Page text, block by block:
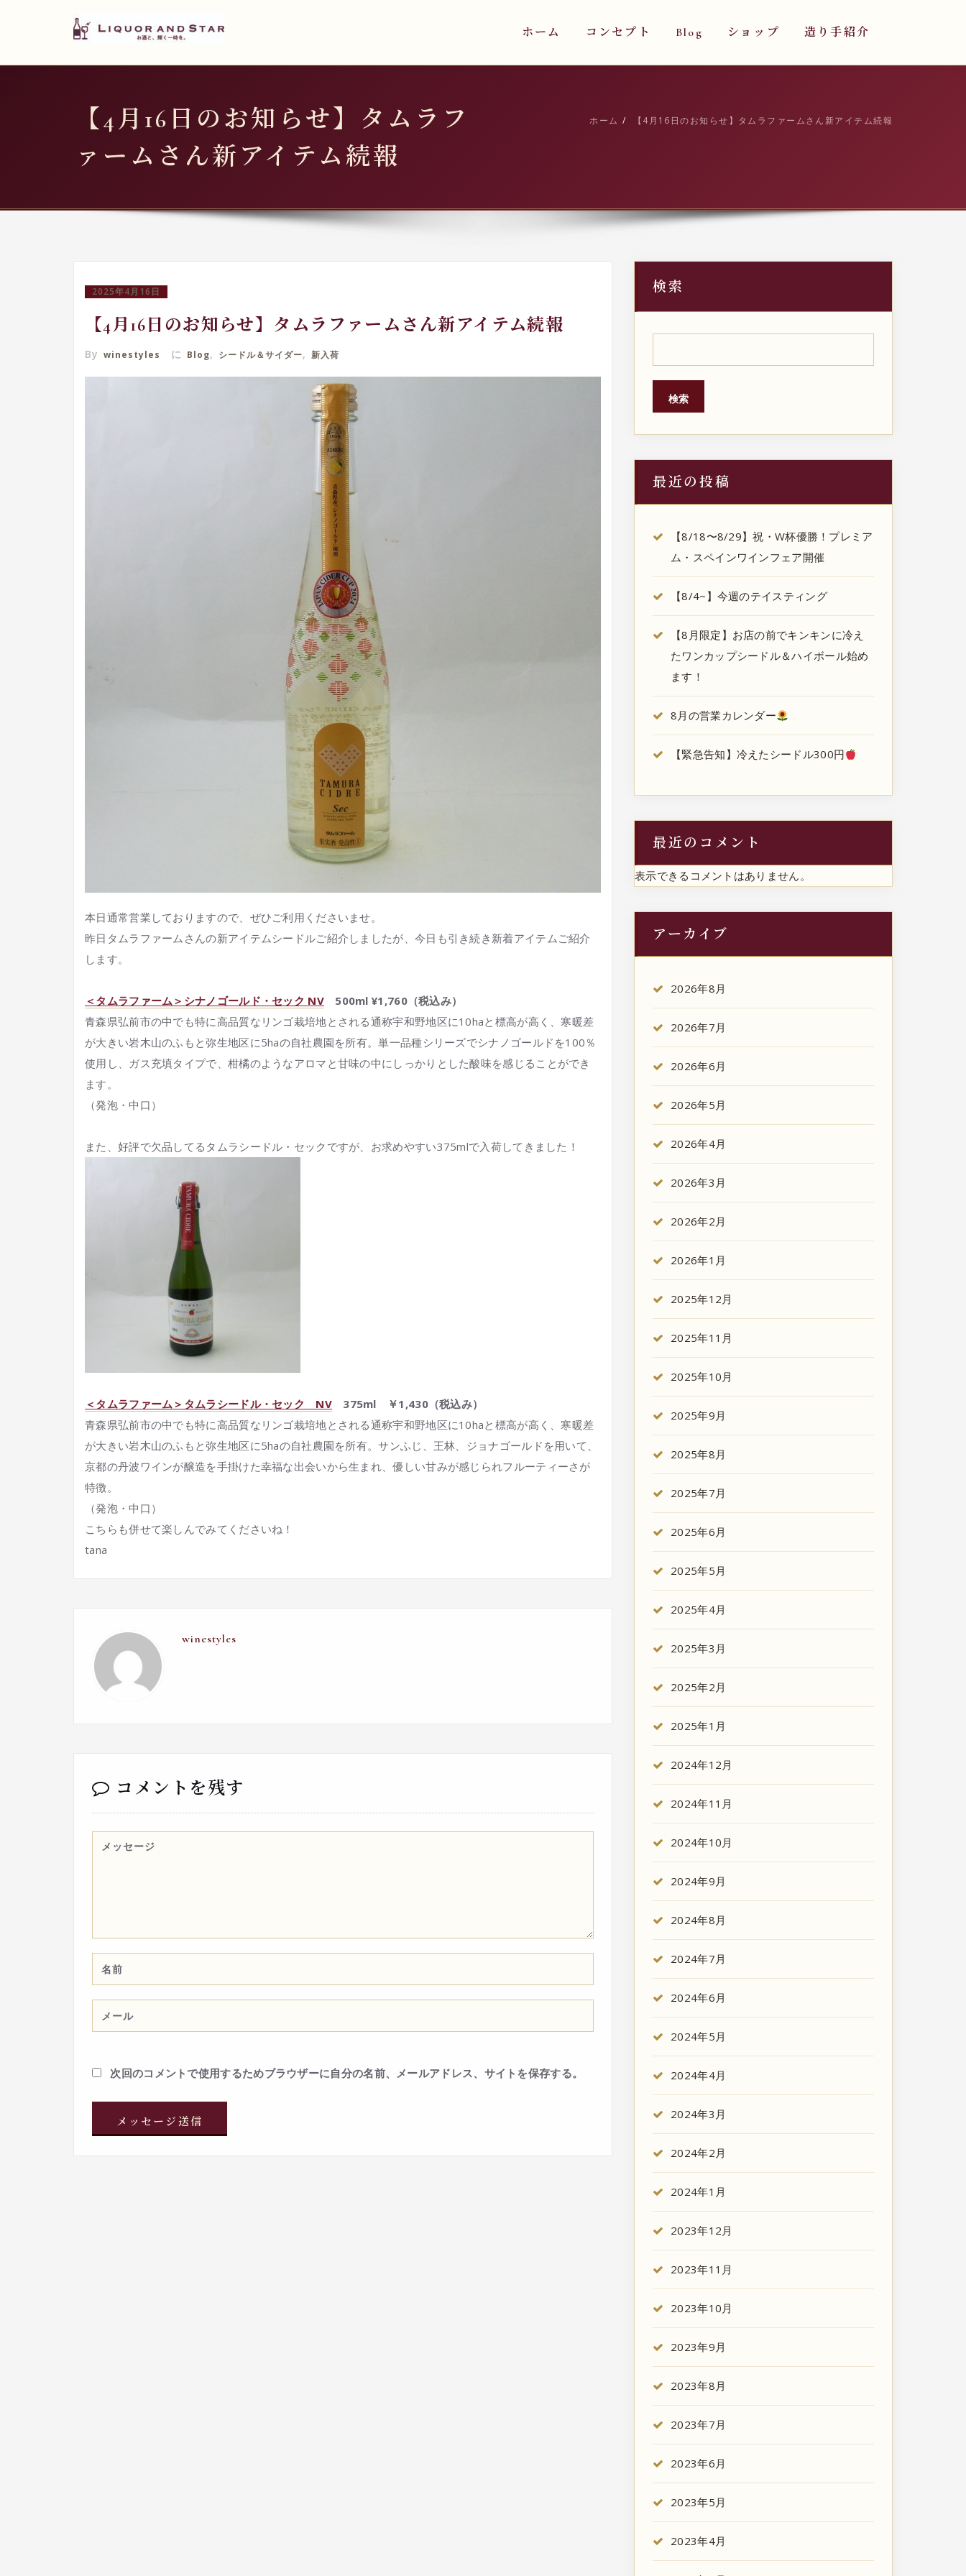
LIQUOR AND STAR
世界のリカーショップ ホーム コンセプト Blog ショップ 造り手紹介
【4月16日のお知らせ】タムラフ
ァームさん新アイテム続報
ホーム 【4月16日のお知らせ】タムラファームさん新アイテム続報
2025年4月16日
【4月16日のお知らせ】タムラファームさん新アイテム続報
By winestyles に Blog, シードル＆サイダー, 新入荷
本日通常営業しておりますので、ぜひご利用くださいませ。
昨日タムラファームさんの新アイテムシードルご紹介しましたが、今日も引き続き新着アイテムご紹介
します。
＜タムラファーム＞シナノゴールド・セック NV500ml ¥1,760（税込み）
青森県弘前市の中でも特に高品質なリンゴ栽培地とされる通称宇和野地区に10haと標高が高く、寒暖差
が大きい岩木山のふもと弥生地区に5haの自社農園を所有。単一品種シリーズでシナノゴールドを100％
使用し、ガス充填タイプで、柑橘のようなアロマと甘味の中にしっかりとした酸味を感じることができ
ます。
（発泡・中口）
また、好評で欠品してるタムラシードル・セックですが、お求めやすい375mlで入荷してきました！
＜タムラファーム＞タムラシードル・セック NV375ml ￥1,430（税込み）
青森県弘前市の中でも特に高品質なリンゴ栽培地とされる通称宇和野地区に10haと標高が高く、寒暖差
が大きい岩木山のふもと弥生地区に5haの自社農園を所有。サンふじ、王林、ジョナゴールドを用いて、
京都の丹波ワインが醸造を手掛けた幸福な出会いから生まれ、優しい甘みが感じられフルーティーさが
特徴。
（発泡・中口）
こちらも併せて楽しんでみてくださいね！
tana
winestyles
コメントを残す
次回のコメントで使用するためブラウザーに自分の名前、メールアドレス、サイトを保存する。
検索
検索
最近の投稿
【8/18〜8/29】祝・W杯優勝！プレミア
ム・スペインワインフェア開催
【8/4~】今週のテイスティング
【8月限定】お店の前でキンキンに冷え
たワンカップシードル＆ハイボール始め
ます！
8月の営業カレンダー
【緊急告知】冷えたシードル300円
最近のコメント
表示できるコメントはありません。
アーカイブ
2026年8月
2026年7月
2026年6月
2026年5月
2026年4月
2026年3月
2026年2月
2026年1月
2025年12月
2025年11月
2025年10月
2025年9月
2025年8月
2025年7月
2025年6月
2025年5月
2025年4月
2025年3月
2025年2月
2025年1月
2024年12月
2024年11月
2024年10月
2024年9月
2024年8月
2024年7月
2024年6月
2024年5月
2024年4月
2024年3月
2024年2月
2024年1月
2023年12月
2023年11月
2023年10月
2023年9月
2023年8月
2023年7月
2023年6月
2023年5月
2023年4月